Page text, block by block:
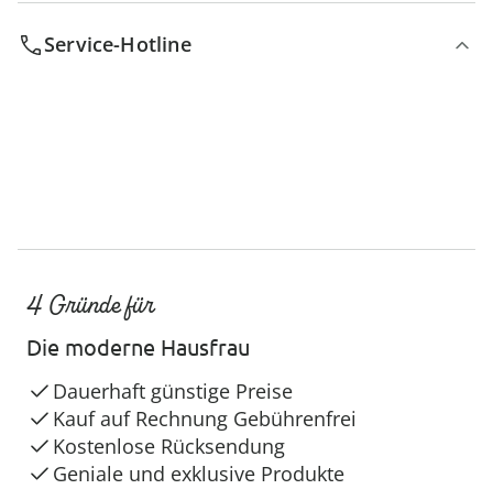
Service-Hotline
4 Gründe für
Die moderne Hausfrau
Dauerhaft günstige Preise
Kauf auf Rechnung Gebührenfrei
Kostenlose Rücksendung
Geniale und exklusive Produkte